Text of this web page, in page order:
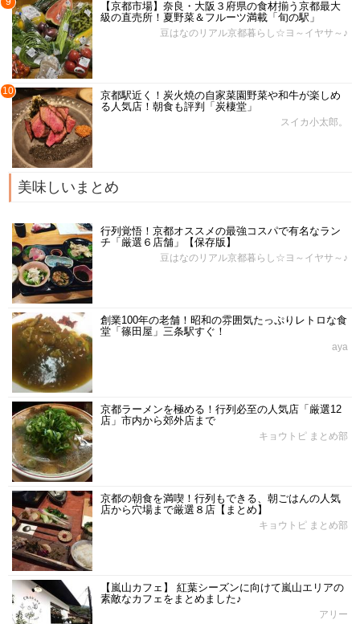
【京都市場】奈良・大阪３府県の食材揃う京都最大
級の直売所！夏野菜＆フルーツ満載「旬の駅」
豆はなのリアル京都暮らし☆ヨ～イヤサ～♪
10
京都駅近く！炭火焼の自家菜園野菜や和牛が楽しめ
る人気店！朝食も評判「炭棲堂」
スイカ小太郎。
美味しいまとめ
行列覚悟！京都オススメの最強コスパで有名なラン
チ「厳選６店舗」【保存版】
豆はなのリアル京都暮らし☆ヨ～イヤサ～♪
創業100年の老舗！昭和の雰囲気たっぷりレトロな食
堂「篠田屋」三条駅すぐ！
aya
京都ラーメンを極める！行列必至の人気店「厳選12
店」市内から郊外店まで
キョウトピ まとめ部
京都の朝食を満喫！行列もできる、朝ごはんの人気
店から穴場まで厳選８店【まとめ】
キョウトピ まとめ部
【嵐山カフェ】 紅葉シーズンに向けて嵐山エリアの
素敵なカフェをまとめました♪
アリー